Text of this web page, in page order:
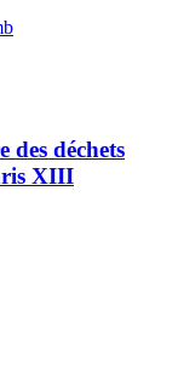
déchets
XIII